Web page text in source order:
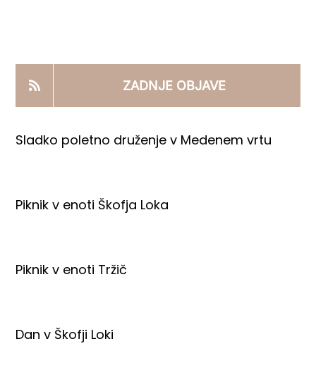
PRODAJNI IZDELKI
AKTUALNO
ZADNJE OBJAVE
Sladko poletno druženje v Medenem vrtu
Piknik v enoti Škofja Loka
Piknik v enoti Tržič
Dan v Škofji Loki